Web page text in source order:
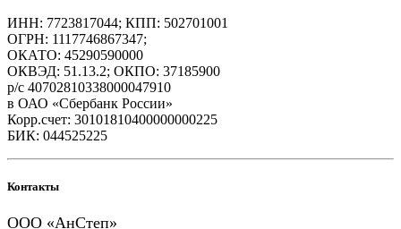
ИНН: 7723817044; КПП: 502701001
ОГРН: 1117746867347;
ОКАТО: 45290590000
ОКВЭД: 51.13.2; ОКПО: 37185900
р/с 40702810338000047910
в ОАО «Сбербанк России»
Корр.счет: 30101810400000000225
БИК: 044525225
Контакты
ООО «АнСтеп»